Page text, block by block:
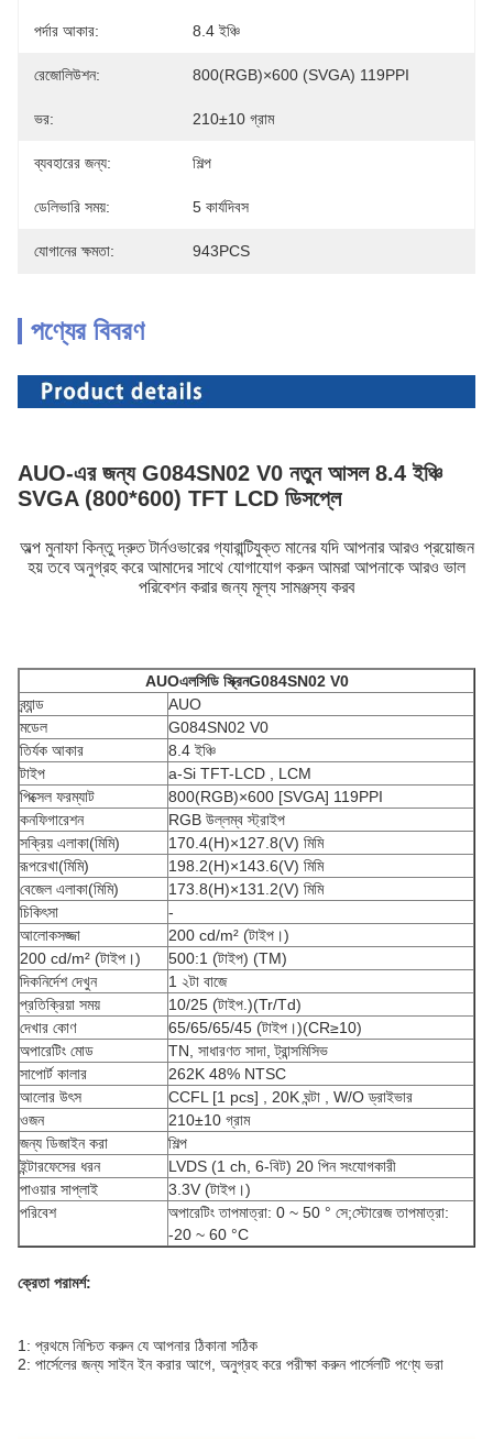
পর্দার আকার: 8.4 ইঞ্চি
রেজোলিউশন: 800(RGB)×600 (SVGA) 119PPI
ভর: 210±10 গ্রাম
ব্যবহারের জন্য: শিল্প
ডেলিভারি সময়: 5 কার্যদিবস
যোগানের ক্ষমতা: 943PCS
পণ্যের বিবরণ
AUO-এর জন্য G084SN02 V0 নতুন আসল 8.4 ইঞ্চি
SVGA (800*600) TFT LCD ডিসপ্লে
অল্প মুনাফা কিন্তু দ্রুত টার্নওভারের গ্যারান্টিযুক্ত মানের যদি আপনার আরও প্রয়োজন
হয় তবে অনুগ্রহ করে আমাদের সাথে যোগাযোগ করুন আমরা আপনাকে আরও ভাল
পরিবেশন করার জন্য মূল্য সামঞ্জস্য করব
AUOএলসিডি স্ক্রিনG084SN02 V0
ব্র্যান্ড
AUO
মডেল
G084SN02 V0
তির্যক আকার
8.4 ইঞ্চি
টাইপ
a-Si TFT-LCD , LCM
পিক্সেল ফরম্যাট
800(RGB)×600 [SVGA] 119PPI
কনফিগারেশন
RGB উল্লম্ব স্ট্রাইপ
সক্রিয় এলাকা(মিমি)
170.4(H)×127.8(V) মিমি
রূপরেখা(মিমি)
198.2(H)×143.6(V) মিমি
বেজেল এলাকা(মিমি)
173.8(H)×131.2(V) মিমি
চিকিৎসা
-
আলোকসজ্জা
200 cd/m² (টাইপ।)
200 cd/m² (টাইপ।)
500:1 (টাইপ) (TM)
দিকনির্দেশ দেখুন
1 ২টা বাজে
প্রতিক্রিয়া সময়
10/25 (টাইপ.)(Tr/Td)
দেখার কোণ
65/65/65/45 (টাইপ।)(CR≥10)
অপারেটিং মোড
TN, সাধারণত সাদা, ট্রান্সমিসিভ
সাপোর্ট কালার
262K 48% NTSC
আলোর উৎস
CCFL [1 pcs] , 20K ঘন্টা , W/O ড্রাইভার
ওজন
210±10 গ্রাম
জন্য ডিজাইন করা
শিল্প
ইন্টারফেসের ধরন
LVDS (1 ch, 6-বিট) 20 পিন সংযোগকারী
পাওয়ার সাপ্লাই
3.3V (টাইপ।)
পরিবেশ
অপারেটিং তাপমাত্রা: 0 ~ 50 ° সে;স্টোরেজ তাপমাত্রা:
-20 ~ 60 °C
ক্রেতা পরামর্শ:
1: প্রথমে নিশ্চিত করুন যে আপনার ঠিকানা সঠিক
2: পার্সেলের জন্য সাইন ইন করার আগে, অনুগ্রহ করে পরীক্ষা করুন পার্সেলটি পণ্যে ভরা